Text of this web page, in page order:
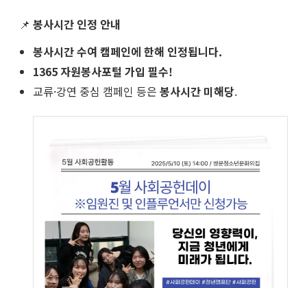
📌 봉사시간 인정 안내
봉사시간 수여 캠페인에 한해 인정됩니다.
1365 자원봉사포털 가입 필수!
교류·강연 중심 캠페인 등은 봉사시간 미해당.